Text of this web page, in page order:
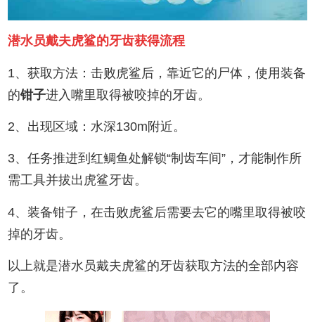
潜水员戴夫虎鲨的牙齿获得流程
1、获取方法：击败虎鲨后，靠近它的尸体，使用装备
的钳子进入嘴里取得被咬掉的牙齿。
2、出现区域：水深130m附近。
3、任务推进到红鲷鱼处解锁“制齿车间”，才能制作所
需工具并拔出虎鲨牙齿。
4、装备钳子，在击败虎鲨后需要去它的嘴里取得被咬
掉的牙齿。
以上就是潜水员戴夫虎鲨的牙齿获取方法的全部内容
了。